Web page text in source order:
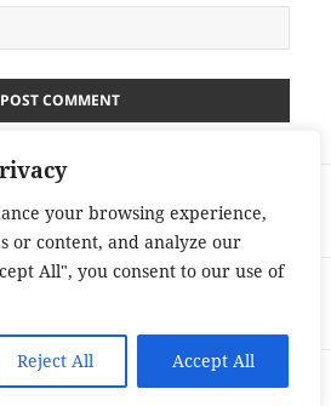
your browsing experience,
or content, and analyze our
All", you consent to our use of
Reject All Accept All